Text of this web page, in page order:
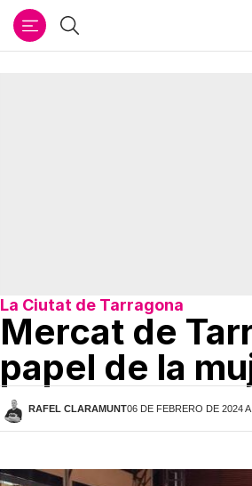
Buscar
La Ciutat de Tarragona
Mercat de
papel de la
RAFEL CLARAMUNT06 DE FEBRERO DE 2024 A